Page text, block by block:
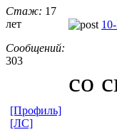
Стаж: 17
лет
Сообщений:
303
со
[Профиль]
[ЛС]